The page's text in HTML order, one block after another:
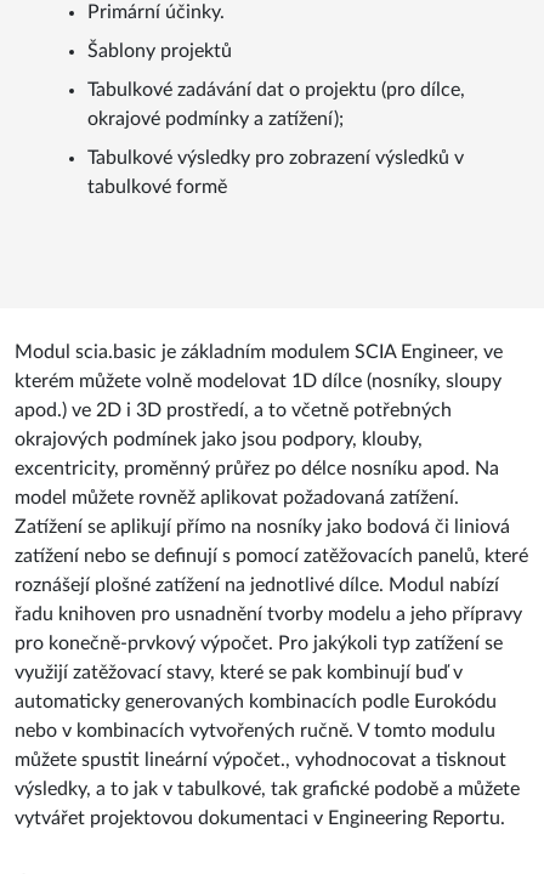
Primární účinky.
Šablony projektů
Tabulkové zadávání dat o projektu (pro dílce,
okrajové podmínky a zatížení);
Tabulkové výsledky pro zobrazení výsledků v
tabulkové formě
Modul scia.basic je základním modulem SCIA Engineer, ve
kterém můžete volně modelovat 1D dílce (nosníky, sloupy
apod.) ve 2D i 3D prostředí, a to včetně potřebných
okrajových podmínek jako jsou podpory, klouby,
excentricity, proměnný průřez po délce nosníku apod. Na
model můžete rovněž aplikovat požadovaná zatížení.
Zatížení se aplikují přímo na nosníky jako bodová či liniová
zatížení nebo se definují s pomocí zatěžovacích panelů, které
roznášejí plošné zatížení na jednotlivé dílce. Modul nabízí
řadu knihoven pro usnadnění tvorby modelu a jeho přípravy
pro konečně-prvkový výpočet. Pro jakýkoli typ zatížení se
využijí zatěžovací stavy, které se pak kombinují buď v
automaticky generovaných kombinacích podle Eurokódu
nebo v kombinacích vytvořených ručně. V tomto modulu
můžete spustit lineární výpočet., vyhodnocovat a tisknout
výsledky, a to jak v tabulkové, tak grafické podobě a můžete
vytvářet projektovou dokumentaci v Engineering Reportu.